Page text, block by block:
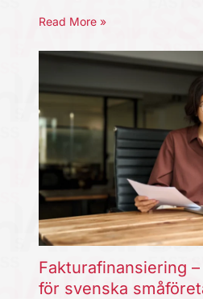
Read More »
Fakturafinansiering
för svenska